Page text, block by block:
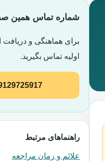
شماره تماس همین
برای هماهنگی و دریافت
اولیه تماس بگیرید.
راهنماهای مرتبط
علائم و زمان مراجعه